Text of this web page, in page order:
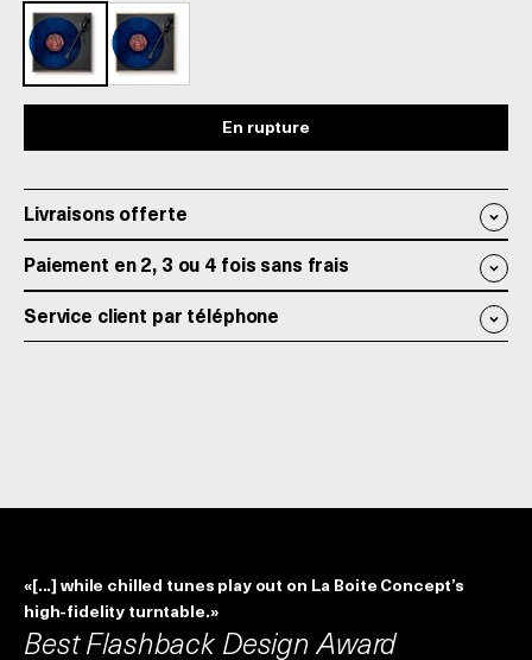
En rupture
Livraisons offerte
Paiement en 2, 3 ou 4 fois sans frais
Service client par téléphone
«[...] while chilled tunes play out on La Boite Concept’s
high-fidelity turntable.»
Best Flashback Design Award